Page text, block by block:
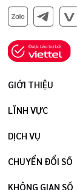
GIỚI THIỆU
LĨNH VỰC
DỊCH VỤ
CHUYỂN ĐỔI SỐ
KHÔNG GIAN SỐ